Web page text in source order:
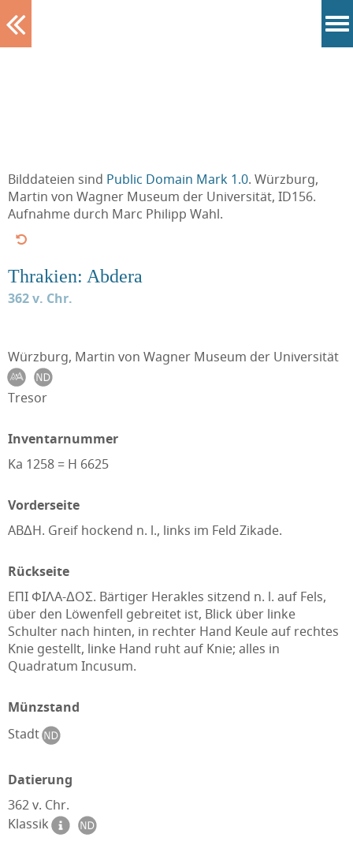
Bilddateien sind Public Domain Mark 1.0. Würzburg,
Martin von Wagner Museum der Universität, ID156.
Aufnahme durch Marc Philipp Wahl.
Thrakien: Abdera
362 v. Chr.
Würzburg, Martin von Wagner Museum der Universität
Tresor
Inventarnummer
Ka 1258 = H 6625
Vorderseite
ABΔH. Greif hockend n. l., links im Feld Zikade.
Rückseite
EΠI ΦIΛA-ΔOΣ. Bärtiger Herakles sitzend n. l. auf Fels,
über den Löwenfell gebreitet ist, Blick über linke
Schulter nach hinten, in rechter Hand Keule auf rechtes
Knie gestellt, linke Hand ruht auf Knie; alles in
Quadratum Incusum.
Münzstand
Stadt
Datierung
362 v. Chr.
Klassik